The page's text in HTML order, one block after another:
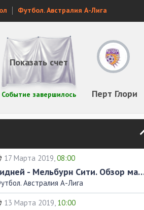
Футбол. Австралия А-Лига
Перт Глори
Событие завершилось
Показать счет
17 Марта 2019,08:00
Сидней - Мельбурн
Австралия А-Лига
13 Марта 2019, 10:00